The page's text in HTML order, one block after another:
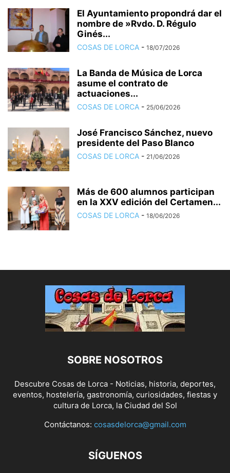
El Ayuntamiento propondrá dar el
nombre de »Rvdo. D. Régulo
Ginés...
COSAS DE LORCA - 18/07/2026
La Banda de Música de Lorca
asume el contrato de
actuaciones...
COSAS DE LORCA - 25/06/2026
José Francisco Sánchez, nuevo
presidente del Paso Blanco
COSAS DE LORCA - 21/06/2026
Más de 600 alumnos participan
en la XXV edición del Certamen...
COSAS DE LORCA - 18/06/2026
SOBRE NOSOTROS
Descubre Cosas de Lorca - Noticias, historia, deportes,
eventos, hostelería, gastronomía, curiosidades, fiestas y
cultura de Lorca, la Ciudad del Sol
Contáctanos: cosasdelorca@gmail.com
SÍGUENOS